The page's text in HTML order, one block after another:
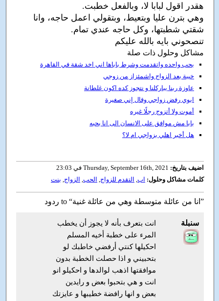
هقدر اقول لبابا لا، وبالفعل خطبت.
وهي بترن عليا وبتعيط، وبتقولي اعمل حاجه، وانا
شقتي شطبتها، وكل حاجه عندي تمام.
تنصحوني بايه بالله عليكم
مشاكل وحلول ذات صلة
بحب واحده واتقدمت وشرط باباها اني اخد شقة في القاهرة
خيبة بعد الزواج واشمئزاز من زوجي
عاوزة ربنا يباركلنا و نتجوز كده اكون غلطانة
ابوي رفض زواجي وقال إني صغيرة
أموت ولا أتزوج رجلًا غيره
بابا مش موافق على الانسان الى انا بحبه
هل أخبر اهلي بزواجي ام لا؟
اضيف بتاريخ:
كلمات مشاكل وحلول: اب, التقدم للزواج, الحب, الزواج, بنت
ردود to “انا من عائلة متوسطة وهي من عائلة غنية”
سنبلة
انت بتعرف بأنه لا يجوز أن يخطب
المرء على خطبة أخيه المسلم
احكيلها كنتي أرفضي خاطبك لو
بتحبيني و اذا حصلت الخطبة بدون
موافقتها اذهب لوالدها و احكيلو انو
انت و هي بتحبوا بعض و رايدين
بعض و انها رافضة خطيبها و عايزتك